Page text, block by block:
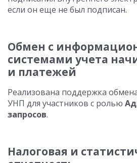
если он еще не был подписан.
Обмен с
системами учета
и платежей
Реализована поддержка
УНП для участников с ролью
запросов.
Налоговая и